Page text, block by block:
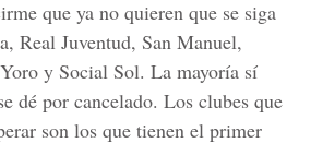
que ya no quieren que se siga
Real Juventud, San Manuel,
y Social Sol. La mayoría sí
dé por cancelado. Los clubes que
son los que tienen el primer